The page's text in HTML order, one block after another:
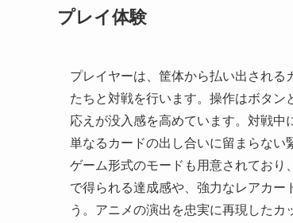
プレイ体験
プレイヤーは、筐体から払い出され
たちと対戦を行います。操作はボタ
応えが没入感を高めています。対戦中
単なるカードの出し合いに留まらない
ゲーム形式のモードも用意されており
で得られる達成感や、強力なレアカー
う。アニメの演出を忠実に再現した